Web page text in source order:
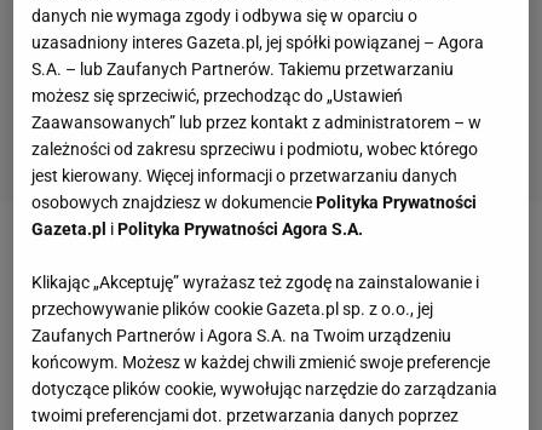
Poznań w Europie. "A w ekstraklasie bryndza"
Maciej Stolarczyk ma szczęście, że nie pracuje w
Jagiellonii z Cezarym Kuleszą? "Już by go nie było"
danych nie wymaga zgody i odbywa się w oparciu o
uzasadniony interes Gazeta.pl, jej spółki powiązanej – Agora
S.A. – lub Zaufanych Partnerów. Takiemu przetwarzaniu
możesz się sprzeciwić, przechodząc do „Ustawień
Zaawansowanych” lub przez kontakt z administratorem – w
zależności od zakresu sprzeciwu i podmiotu, wobec którego
jest kierowany. Więcej informacji o przetwarzaniu danych
osobowych znajdziesz w dokumenciePolityka Prywatności
Gazeta.pl iPolityka Prywatności Agora S.A.
Klikając „Akceptuję” wyrażasz też zgodę na zainstalowanie i
przechowywanie plików cookie Gazeta.pl sp. z o.o., jej
Zaufanych Partnerów i Agora S.A. na Twoim urządzeniu
końcowym. Możesz w każdej chwili zmienić swoje preferencje
dotyczące plików cookie, wywołując narzędzie do zarządzania
twoimi preferencjami dot. przetwarzania danych poprzez